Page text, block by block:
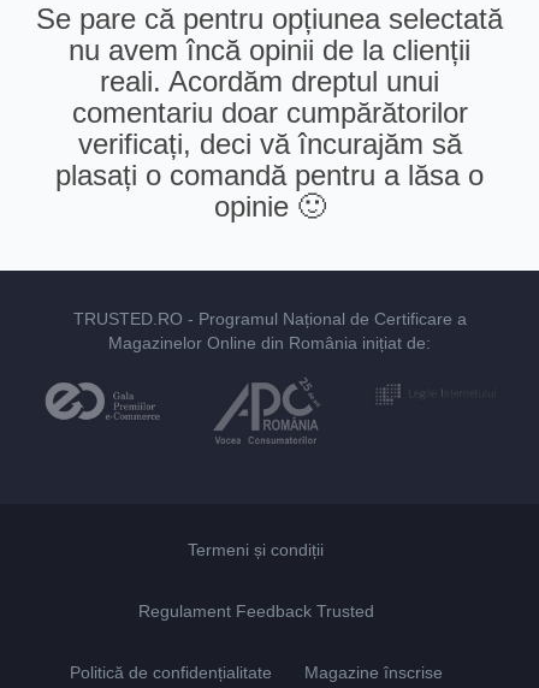
Se pare că pentru opțiunea selectată
nu avem încă opinii de la clienții
reali. Acordăm dreptul unui
comentariu doar cumpărătorilor
verificați, deci vă încurajăm să
plasați o comandă pentru a lăsa o
opinie 🙂
TRUSTED.RO - Programul Național de Certificare a
Magazinelor Online din România inițiat de:
Termeni și condiții
Regulament Feedback Trusted
Politică de confidențialitate Magazine înscrise